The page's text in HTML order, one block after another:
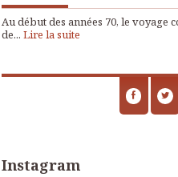
Au début des années 70, le voyage
de... Lire la suite
Instagram